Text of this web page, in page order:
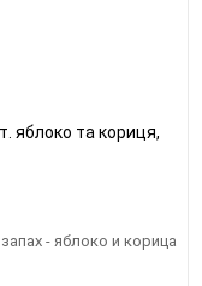
яблоко та кориця,
- яблоко и корица